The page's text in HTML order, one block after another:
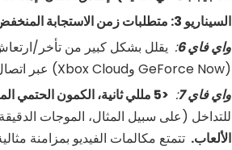
السيناريو 3: متطلبات زمن الاستجابة المنخفض (الألعاب عبر الإنترنت، والألعاب السحابية، ومكالمات الفيديو)
واي فاي6
: يقلل بشكل كبير من تأخر/
(GeForce Now وXbox Cloud) عبر اتصال جيد.
واي فاي7
: <5 مللي ثانية، الكمون الحتمي المنخفض للغاية يغير كل شيء.
للتداخل (على سبيل المثال، الموجات
الألعاب. تتمتع مكالمات الفيديو بمزامنة